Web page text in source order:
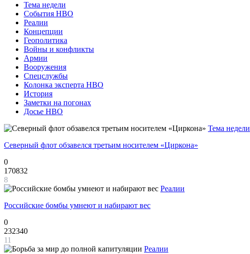
Тема недели
События НВО
Реалии
Концепции
Геополитика
Войны и конфликты
Армии
Вооружения
Спецслужбы
Колонка эксперта НВО
История
Заметки на погонах
Досье НВО
Тема недели
Северный флот обзавелся третьим носителем «Циркона»
0
170832
8
Реалии
Российские бомбы умнеют и набирают вес
0
232340
11
Реалии